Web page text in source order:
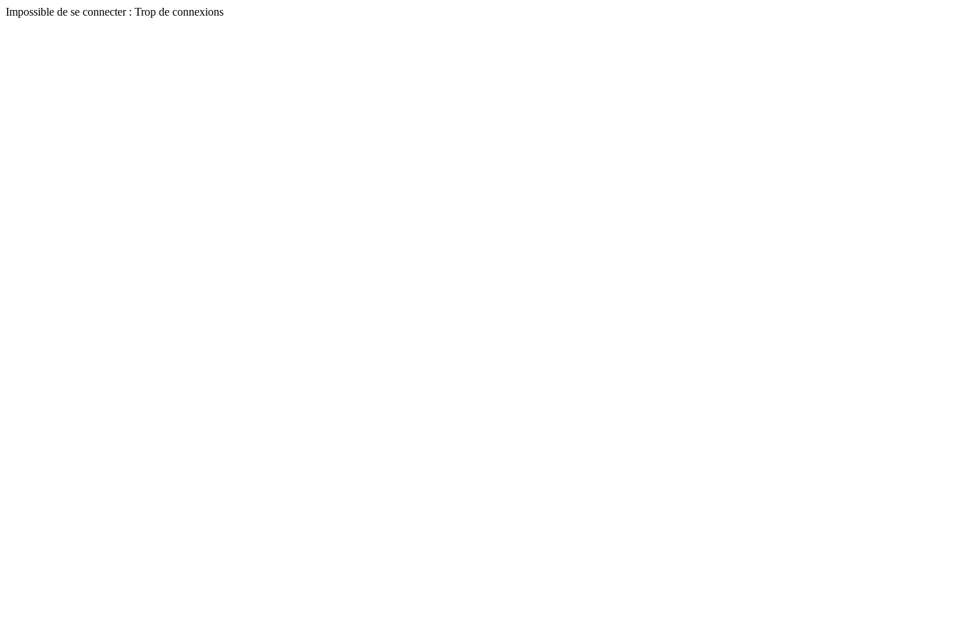
Impossible de se connecter : Trop de connexions